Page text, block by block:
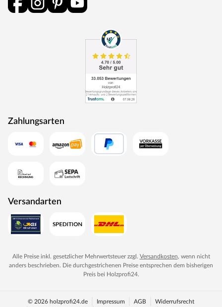
Zahlungsarten
Versandarten
Alle Preise inkl. gesetzlicher Mehrwertsteuer zzgl. Versandkosten, wenn nicht
anders beschrieben. Die durchgestrichenen Preise entsprechen dem bisherigen
Preis bei Holzprofi24.
© 2026 holzprofi24.de Impressum AGB Widerrufsrecht